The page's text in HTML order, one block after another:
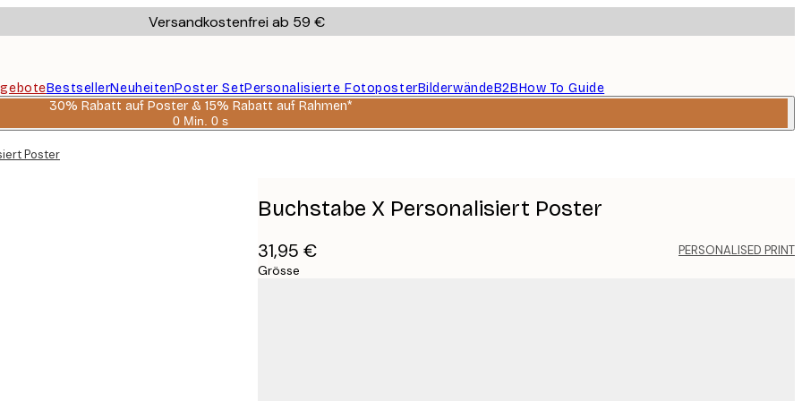
Versandkostenfrei ab 59 €
BestsellerNeuheitenPoster SetPersonalisierte FotoposterBilderwändeB2BHow To Guide
30% Rabatt auf Poster & 15% Rabatt auf Rahmen*
0 Min. 0 s
Gültig
Poster
Buchstabe X Personalisiert Poster
31,95 € PERSONALISED PRINT
Grösse